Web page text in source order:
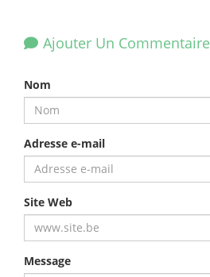
Ajouter Un Commentaire
Nom
Adresse e-mail
Site Web
Message